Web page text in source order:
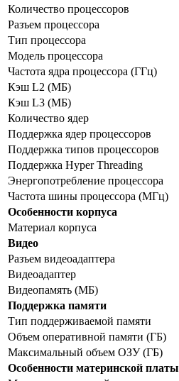
Количество процессоров
Разъем процессора
Тип процессора
Модель процессора
Частота ядра процессора (ГГц)
Кэш L2 (МБ)
Кэш L3 (МБ)
Количество ядер
Поддержка ядер процессоров
Поддержка типов процессоров
Поддержка Hyper Threading
Энергопотребление процессора
Частота шины процессора (МГц)
Особенности корпуса
Материал корпуса
Видео
Разъем видеоадаптера
Видеоадаптер
Видеопамять (МБ)
Поддержка памяти
Тип поддерживаемой памяти
Объем оперативной памяти (ГБ)
Максимальный объем ОЗУ (ГБ)
Особенности материнской платы